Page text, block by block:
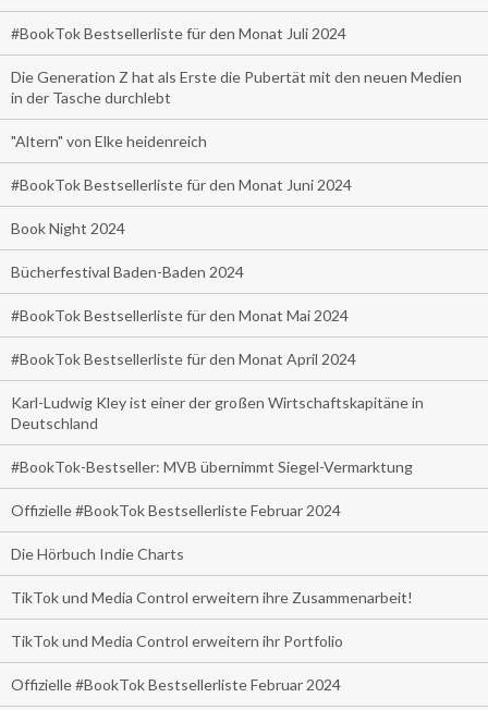
#BookTok Bestsellerliste für den Monat Juli 2024
Die Generation Z hat als Erste die Pubertät mit den neuen Medien
in der Tasche durchlebt
"Altern" von Elke heidenreich
#BookTok Bestsellerliste für den Monat Juni 2024
Book Night 2024
Bücherfestival Baden-Baden 2024
#BookTok Bestsellerliste für den Monat Mai 2024
#BookTok Bestsellerliste für den Monat April 2024
Karl-Ludwig Kley ist einer der großen Wirtschaftskapitäne in
Deutschland
#BookTok-Bestseller: MVB übernimmt Siegel-Vermarktung
Offizielle #BookTok Bestsellerliste Februar 2024
Die Hörbuch Indie Charts
TikTok und Media Control erweitern ihre Zusammenarbeit!
TikTok und Media Control erweitern ihr Portfolio
Offizielle #BookTok Bestsellerliste Februar 2024